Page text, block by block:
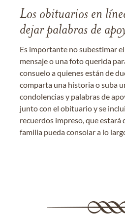
Los obituarios en
dejar palabras de
Es importante no subestimar
mensaje o una foto querida
consuelo a quienes están de
comparta una historia o suba
condolencias y palabras de
junto con el obituario y se
recuerdos impreso, que estará
familia pueda consolar a lo